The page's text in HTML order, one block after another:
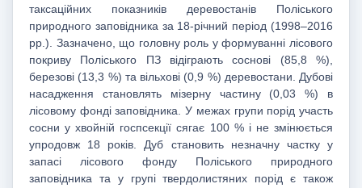
таксаційних показників деревостанів Поліського
природного заповідника за 18-річний період (1998–2016
рр.). Зазначено, що головну роль у формуванні лісового
покриву Поліського ПЗ відіграють соснові (85,8 %),
березові (13,3 %) та вільхові (0,9 %) деревостани. Дубові
насадження становлять мізерну частину (0,03 %) в
лісовому фонді заповідника. У межах групи порід участь
сосни у хвойній госпсекції сягає 100 % і не змінюється
упродовж 18 років. Дуб становить незначну частку у
запасі лісового фонду Поліського природного
заповідника та у групі твердолистяних порід є також